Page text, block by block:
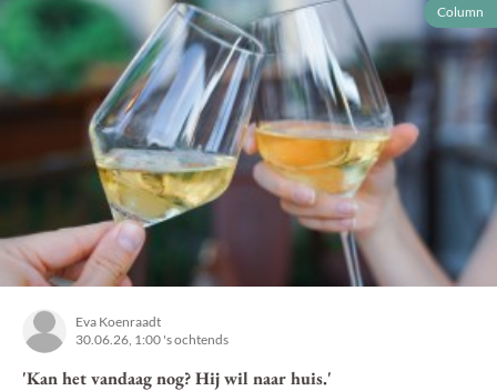
Column
Eva Koenraadt
30.06.26, 1:00 's ochtends
'Kan het vandaag nog? Hij wil naar huis.'